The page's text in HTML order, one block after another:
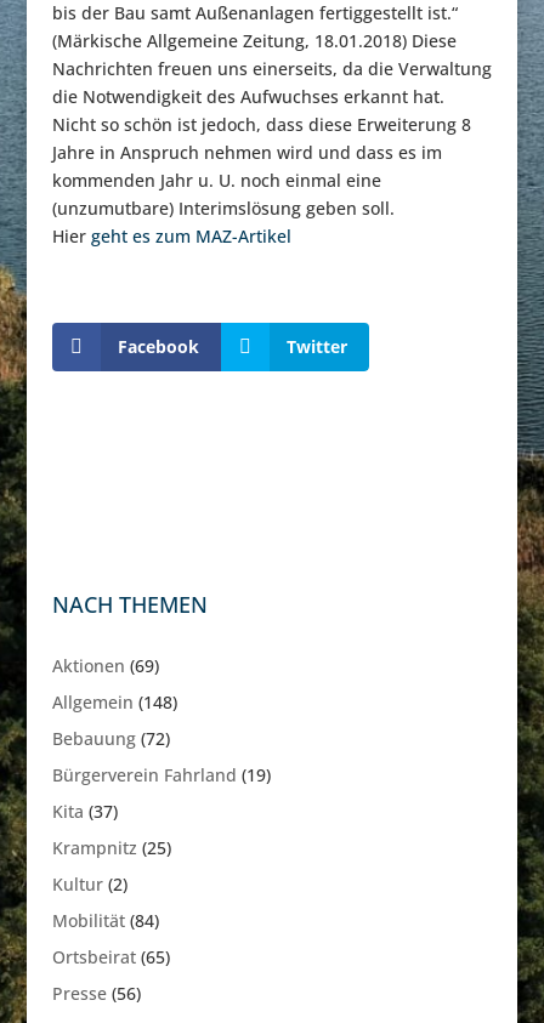
bis der Bau samt Außenanlagen fertiggestellt ist.“
(Märkische Allgemeine Zeitung, 18.01.2018) Diese
Nachrichten freuen uns einerseits, da die Verwaltung
die Notwendigkeit des Aufwuchses erkannt hat.
Nicht so schön ist jedoch, dass diese Erweiterung 8
Jahre in Anspruch nehmen wird und dass es im
kommenden Jahr u. U. noch einmal eine
(unzumutbare) Interimslösung geben soll.
Hier geht es zum MAZ-Artikel
Facebook Twitter
NACH THEMEN
Aktionen (69)
Allgemein (148)
Bebauung(72)
Bürgerverein Fahrland (19)
Kita (37)
Krampnitz (25)
Kultur(2)
Mobilität(84)
Ortsbeirat(65)
Presse(56)